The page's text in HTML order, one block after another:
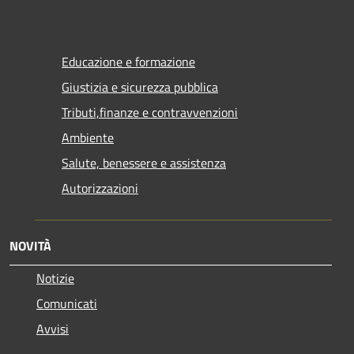
Educazione e formazione
Giustizia e sicurezza pubblica
Tributi,finanze e contravvenzioni
Ambiente
Salute, benessere e assistenza
Autorizzazioni
NOVITÀ
Notizie
Comunicati
Avvisi